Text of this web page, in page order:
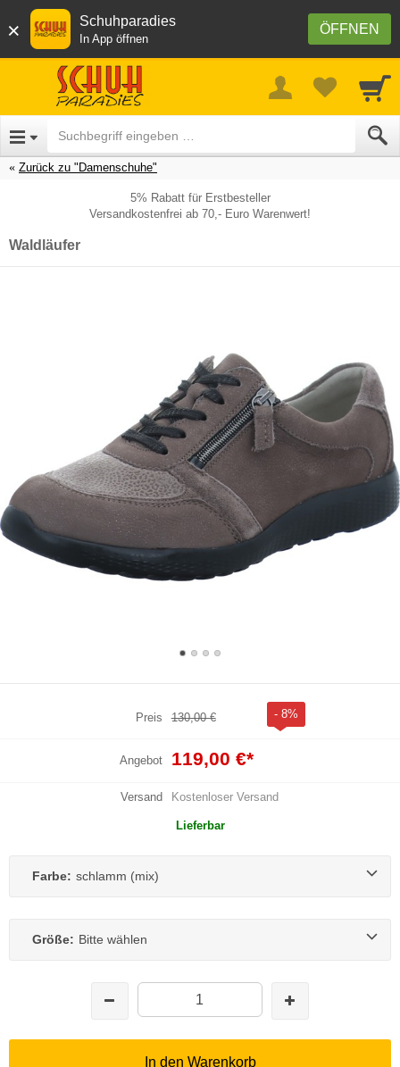
× ÖFFNEN
Schuhparadies
In App öffnen
Zurück zu "Damenschuhe"
5% Rabatt für Erstbesteller
Versandkostenfrei ab 70,- Euro Warenwert!
Waldläufer
Preis 130,00 € - 8%
Angebot 119,00 €*
Versand Kostenloser Versand
Lieferbar
Farbe: schlamm (mix)
Größe: Bitte wählen
In den Warenkorb